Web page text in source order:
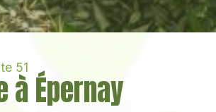
51
à Épernay